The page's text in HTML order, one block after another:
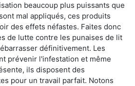
beaucoup plus puissants que
mal appliqués, ces produits
des effets néfastes. Faites donc
de lutte contre les punaises de lit
définitivement. Les
prévenir l'infestation et même
ils disposent des
pour un travail parfait. Notons